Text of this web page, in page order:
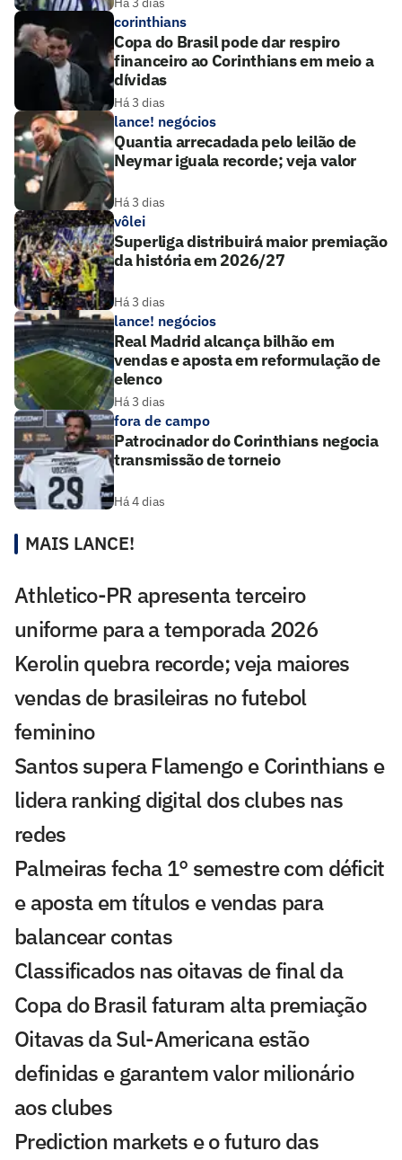
corinthians
Copa do Brasil pode dar respiro
financeiro ao Corinthians em meio a
dívidas
Há 3 dias
lance! negócios
Quantia arrecadada pelo leilão de
Neymar iguala recorde; veja valor
Há 3 dias
vôlei
Superliga distribuirá maior premiação
da história em 2026/27
Há 3 dias
lance! negócios
Real Madrid alcança bilhão em
vendas e aposta em reformulação de
elenco
Há 3 dias
fora de campo
Patrocinador do Corinthians negocia
transmissão de torneio
Há 4 dias
MAIS LANCE!
Athletico-PR apresenta terceiro
uniforme para a temporada 2026
Kerolin quebra recorde; veja maiores
vendas de brasileiras no futebol
feminino
Santos supera Flamengo e Corinthians e
lidera ranking digital dos clubes nas
redes
Palmeiras fecha 1° semestre com déficit
e aposta em títulos e vendas para
balancear contas
Classificados nas oitavas de final da
Copa do Brasil faturam alta premiação
Oitavas da Sul-Americana estão
definidas e garantem valor milionário
aos clubes
Prediction markets e o futuro das